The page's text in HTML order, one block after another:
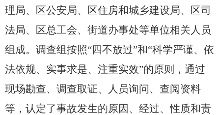
理局、区公安局、区住房和城乡建设局、区司
法局、区总工会、街道办事处等单位相关人员
组成。调查组按照“四不放过”和“科学严谨、依
法依规、实事求是、注重实效”的原则，通过
现场勘查、调查取证、人员询问、查阅资料
等，认定了事故发生的原因、经过、性质和责